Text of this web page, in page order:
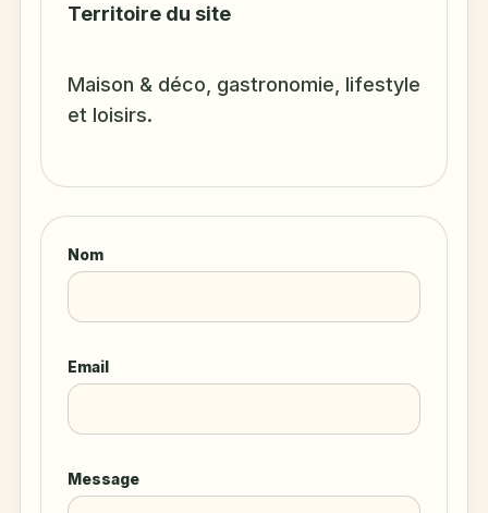
Territoire du site
Maison & déco, gastronomie, lifestyle
et loisirs.
Nom
Email
Message